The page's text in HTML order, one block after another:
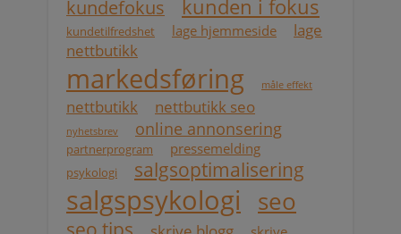
kundefokus kunden i fokus
kundetilfredshet lage hjemmeside
lage
nettbutikk
markedsføring måle effekt
nettbutikk nettbutikk seo
nyhetsbrev online annonsering
partnerprogram pressemelding
psykologi salgsoptimalisering
salgspsykologi seo